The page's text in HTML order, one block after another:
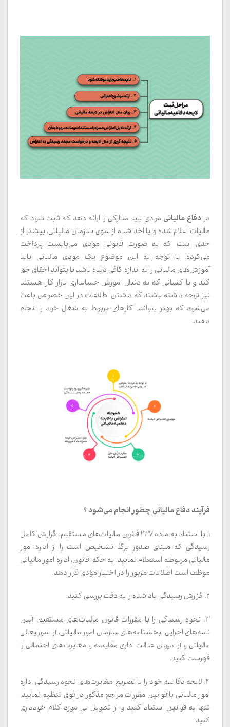
دردفاع مالیاتی مودی باید مدارکی را ارائه دهد که ثابت شود که
مالیات اعلام شده و یا اخذ شده از سوی سازمان مالیاتی، بیشتر از
حدی است که به صورت قانونی مودی می‌بایست پرداخت
می‌کرده. با توجه به این موضوع یک مودی مالیاتی باید
آموزش‌های مالیاتی را به اندازه کافی دیده باشد تا بتواند احقاق حق
کند و یا کسانی که به دنبال آموزش حسابداری بازار کار هستند
نیز توجه داشته باشند که داشتن اطلاعات در این خصوص باعث
می‌شود که بهتر بتوانند کارهای مربوط به شغل خود را انجام
دهند.
فرآیند دفاع مالیاتی چطور انجام می‌شود ؟
۱. با استناد به ماده ۲۳۷ قانون مالیات‌های مستقیم، گزارش کامل
رسیدگی که مبنای صدور برگ تشخیص است را از اداره امور
مالیاتی مربوطه استعلام نمایید. به حکم قانون، اداره امور مالیاتی
موظف است اطلاعات مزبور را در اختیار مؤدی قرار دهد.
۲. گزارش رسیدگی یاد شده را به دقت بررسی کنید.
۳. نحوه رسیدگی را با مقررات قانون مالیات‌های مستقیم، آیین
نامه‌های اجرایی، بخشنامه‌های سازمان امور مالیاتی، آرا شورایعالی
مالیاتی و آرا دیوان عدالت اداری مقایسه و مغایرت‌های احتمالی را
فهرست کنید.
۴. لایحه دفاعیه خود را با تصریح مغایرت‌های نحوه رسیدگی اداره
امور مالیاتی با قوانین مقررات مراجع مذکور در فوق تنظیم نمایید.
تنها به قوانین استناد کنید و از تطویل بی مورد کلام خودداری
کنید.